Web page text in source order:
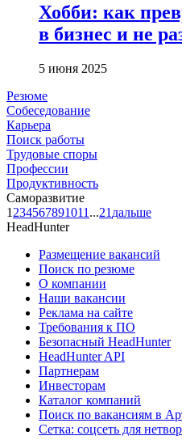
Хобби: как
в бизнес и не
5 июня 2025
Резюме
Собеседование
Карьера
Поиск работы
Трудовые споры
Профессии
Продуктивность
Саморазвитие
1 234567891011 ...21 дальше
HeadHunter
Размещение вакансий
Поиск по резюме
О компании
Наши вакансии
Реклама на сайте
Требования к ПО
Безопасный HeadHunter
HeadHunter API
Партнерам
Инвесторам
Каталог компаний
Поиск по вакансиям в
Сетка: соцсеть для